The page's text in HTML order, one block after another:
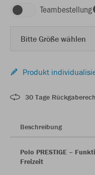
Teambestellung
Bitte Größe wählen
Produkt
30 Tage
Beschreibung
Polo PRESTIGE –
Freizeit